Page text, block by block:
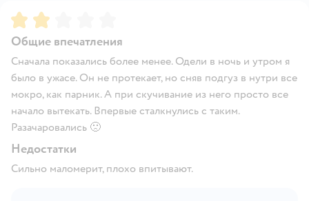
Рейтинг:
Общие впечатления
Сначала показались более менее. Одели в ночь и утром я
было в ужасе. Он не протекает, но сняв подгуз в нутри все
мокро, как парник. А при скучивание из него просто все
начало вытекать. Впервые сталкнулись с таким.
Разачаровались 🙁
Недостатки
Сильно маломерит, плохо впитывают.